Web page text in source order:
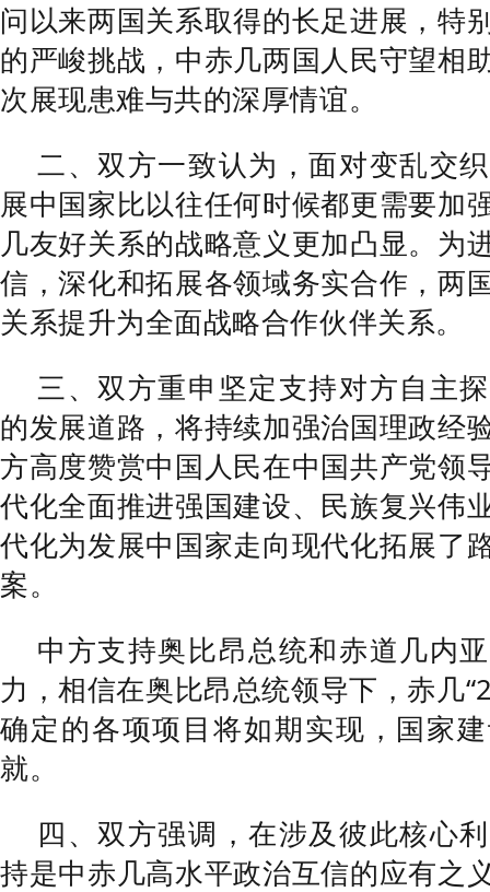
问以来两国关系取得的长足进展，特
的严峻挑战，中赤几两国人民守望相
次展现患难与共的深厚情谊。
二、双方一致认为，面对变乱交
展中国家比以往任何时候都更需要加
几友好关系的战略意义更加凸显。为
信，深化和拓展各领域务实合作，两
关系提升为全面战略合作伙伴关系。
三、双方重申坚定支持对方自主
的发展道路，将持续加强治国理政经
方高度赞赏中国人民在中国共产党领
代化全面推进强国建设、民族复兴伟
代化为发展中国家走向现代化拓展了
案。
中方支持奥比昂总统和赤道几内
力，相信在奥比昂总统领导下，赤几
确定的各项项目将如期实现，国家
就。
四、双方强调，在涉及彼此核心
持是中赤几高水平政治互信的应有之